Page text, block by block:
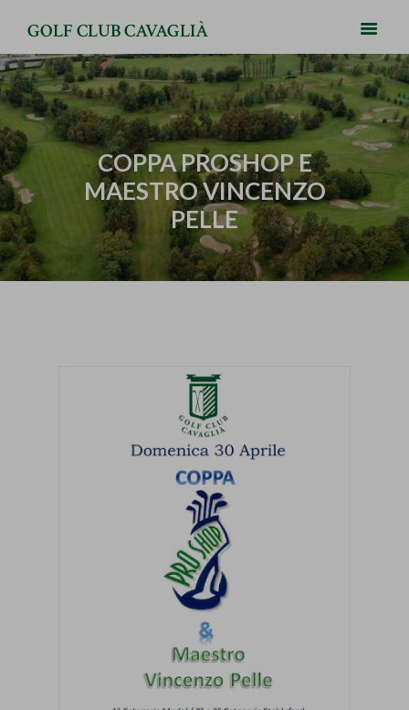
GOLF CLUB CAVAGLIÀ
COPPA PROSHOP E
MAESTRO VINCENZO
PELLE